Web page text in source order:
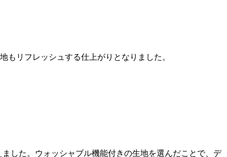
リフレッシュする仕上がりとなりました。
ました。ウォッシャブル機能付きの生地を選んだことで、デ